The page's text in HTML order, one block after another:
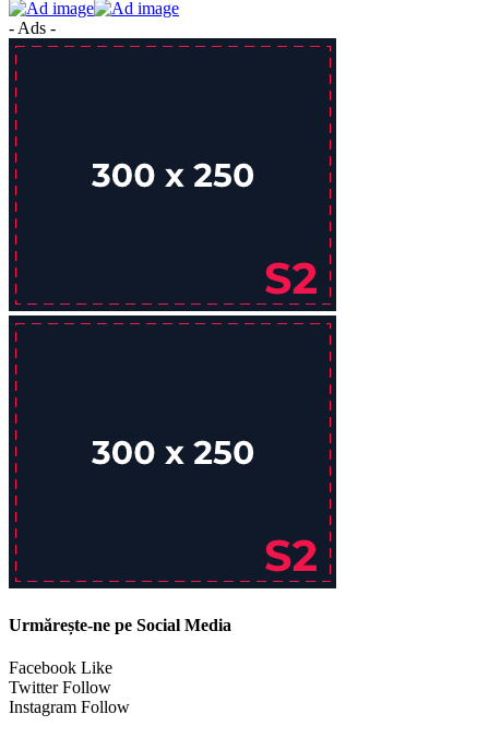
- Ads -
Urmărește-ne pe Social Media
Facebook Like
Twitter Follow
Instagram Follow